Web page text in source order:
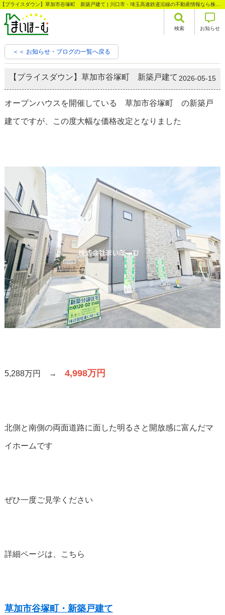
検索 お知らせ
＜＜ お知らせ・ブログの一覧へ戻る
【プライスダウン】草加市谷塚町 新築戸建て 2026-05-15
オープンハウスを開催している 草加市谷塚町 の新築戸
建てですが、この度大幅な価格改定となりました
5,288万円 → 4,998万円
北側と南側の両面道路に面した明るさと開放感に富んだマ
イホームです
ぜひ一度ご見学ください
詳細ページは、こちら
草加市谷塚町・新築戸建て